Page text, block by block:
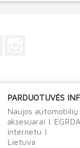
PARDUOTUVĖS
Naujos
aksesuarai |
internetu |
Lietuva